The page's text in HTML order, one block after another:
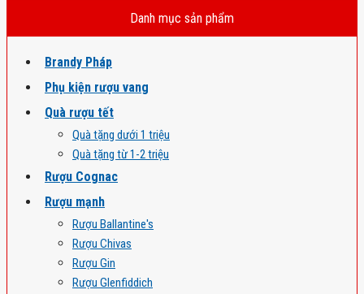
Danh mục sản phẩm
Brandy Pháp
Phụ kiện rượu vang
Quà rượu tết
Quà tặng dưới 1 triệu
Quà tặng từ 1-2 triệu
Rượu Cognac
Rượu mạnh
Rượu Ballantine's
Rượu Chivas
Rượu Gin
Rượu Glenfiddich